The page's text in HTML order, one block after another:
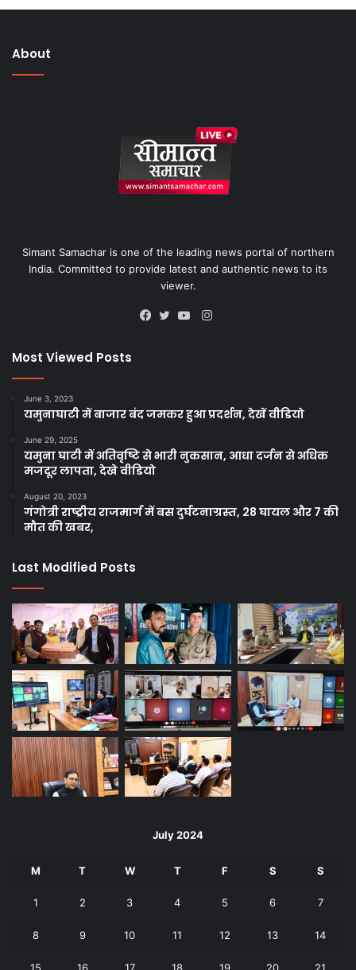
About
Simant Samachar is one of the leading news portal of northern
India. Committed to provide latest and authentic news to its
viewer.
Instagram
Most Viewed Posts
June 3, 2023
यमुनाघाटी में बाजार बंद जमकर हुआ प्रदर्शन, देखें वीडियो
June 29, 2025
यमुना घाटी में अतिवृष्टि से भारी नुकसान, आधा दर्जन से अधिक
मजदूर लापता, देखे वीडियो
August 20, 2023
गंगोत्री राष्ट्रीय राजमार्ग में बस दुर्घटनाग्रस्त, 28 घायल और 7 की
मौत की खबर,
Last Modified Posts
July 2024
M T W T F S S
1 2 3 4 5 6 7
8 9 10 11 12 13 14